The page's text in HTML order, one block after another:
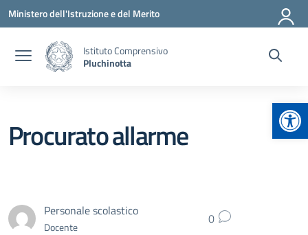
Vai ai contenuti
Vai al menu di navigazione
Vai al footer
Ministero dell'Istruzione e del Merito
Istituto Comprensivo
Pluchinotta
Procurato allarme
Personale scolastico
Docente 0